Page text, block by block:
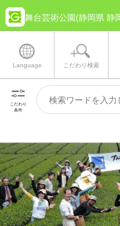
舞台芸術公園(静岡県 静
Language こだわり検索
こだわり
条件